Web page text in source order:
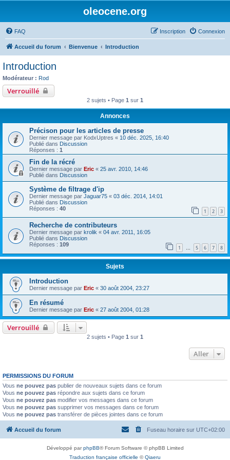
oleocene.org
FAQ Connexion
Inscription
Accueil du forum Bienvenue Introduction
Introduction
Modérateur : Rod
Verrouillé
2 sujets • Page 1 sur 1
Annonces
Précison pour les articles de presse
Dernier message par KodxUptres « 10 déc. 2025, 16:40
Publié dans Discussion
Réponses : 1
Fin de la récré
Dernier message par Eric « 25 avr. 2010, 14:46
Publié dans Discussion
Système de filtrage d'ip
Dernier message par Jaguar75 « 03 déc. 2014, 14:01
Publié dans Discussion
Réponses : 40 1 2 3
Recherche de contributeurs
Dernier message par krolik « 04 avr. 2011, 16:05
Publié dans Discussion
Réponses : 109 1 … 5 6 7 8
Sujets
Introduction
Dernier message par Eric « 30 août 2004, 23:27
En résumé
Dernier message par Eric « 27 août 2004, 01:28
Verrouillé
2 sujets • Page 1 sur 1
Aller
PERMISSIONS DU FORUM
Vous ne pouvez pas publier de nouveaux sujets dans ce forum
Vous ne pouvez pas répondre aux sujets dans ce forum
Vous ne pouvez pas modifier vos messages dans ce forum
Vous ne pouvez pas supprimer vos messages dans ce forum
Vous ne pouvez pas transférer de pièces jointes dans ce forum
Accueil du forum Fuseau horaire sur UTC+02:00
Développé parphpBB® Forum Software © phpBB Limited
Traduction française officielle ©Qiaeru